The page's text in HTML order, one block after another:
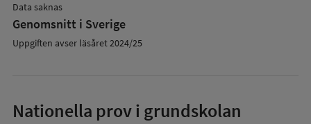
Data saknas
Genomsnitt i Sverige
Uppgiften avser läsåret 2024/25
Nationella prov i grundskolan